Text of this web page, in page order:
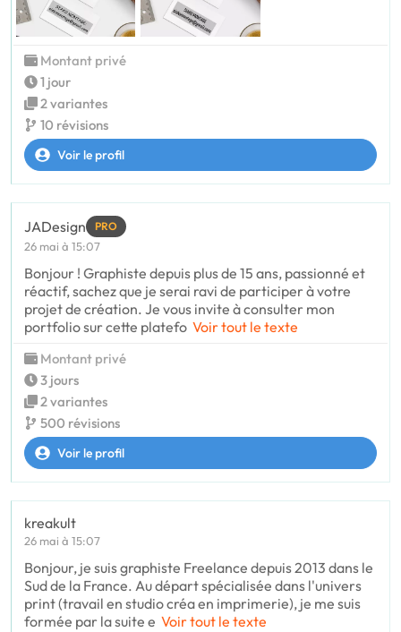
Montant privé
1 jour
2 variantes
10 révisions
Voir le profil
JADesign PRO
26 mai à 15:07
Bonjour ! Graphiste depuis plus de 15 ans, passionné et
réactif, sachez que je serai ravi de participer à votre
projet de création. Je vous invite à consulter mon
portfolio sur cette platefo Voir tout le texte
Montant privé
3 jours
2 variantes
500 révisions
Voir le profil
kreakult
26 mai à 15:07
Bonjour, je suis graphiste Freelance depuis 2013 dans le
Sud de la France. Au départ spécialisée dans l'univers
print (travail en studio créa en imprimerie), je me suis
formée par la suite e Voir tout le texte